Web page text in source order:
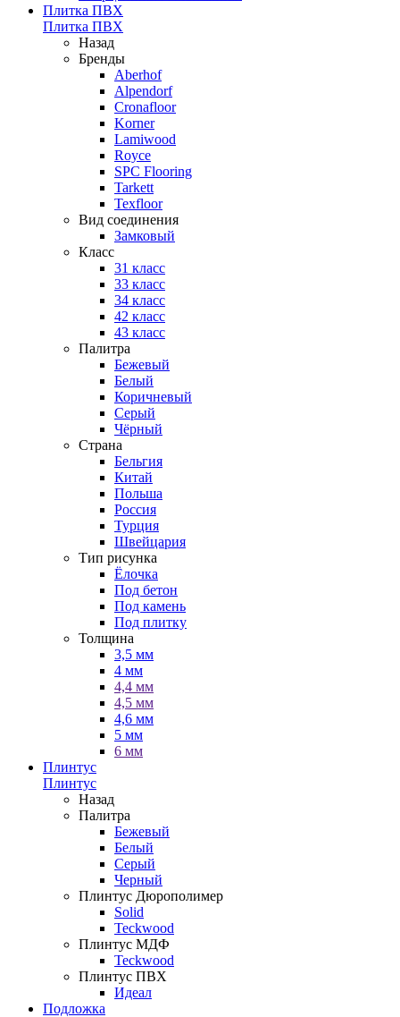
Плитка ПВХ
Плитка ПВХ
Назад
Бренды
Aberhof
Alpendorf
Cronafloor
Korner
Lamiwood
Royce
SPC Flooring
Tarkett
Texfloor
Вид соединения
Замковый
Класс
31 класс
33 класс
34 класс
42 класс
43 класс
Палитра
Бежевый
Белый
Коричневый
Серый
Чёрный
Страна
Бельгия
Китай
Польша
Россия
Турция
Швейцария
Тип рисунка
Ёлочка
Под бетон
Под камень
Под плитку
Толщина
3,5 мм
4 мм
4,4 мм
4,5 мм
4,6 мм
5 мм
6 мм
Плинтус
Плинтус
Назад
Палитра
Бежевый
Белый
Серый
Черный
Плинтус Дюрополимер
Solid
Teckwood
Плинтус МДФ
Teckwood
Плинтус ПВХ
Идеал
Подложка